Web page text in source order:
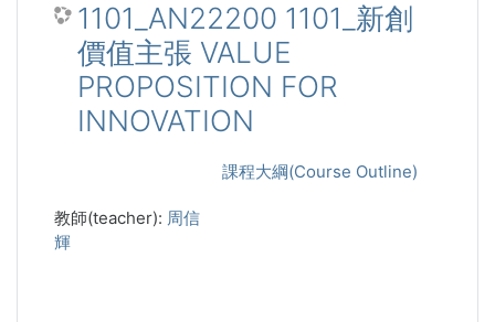
1101_AN22200 1101_新創
價值主張 VALUE
PROPOSITION FOR
INNOVATION
課程大綱(Course Outline)
教師(teacher): 周信
輝